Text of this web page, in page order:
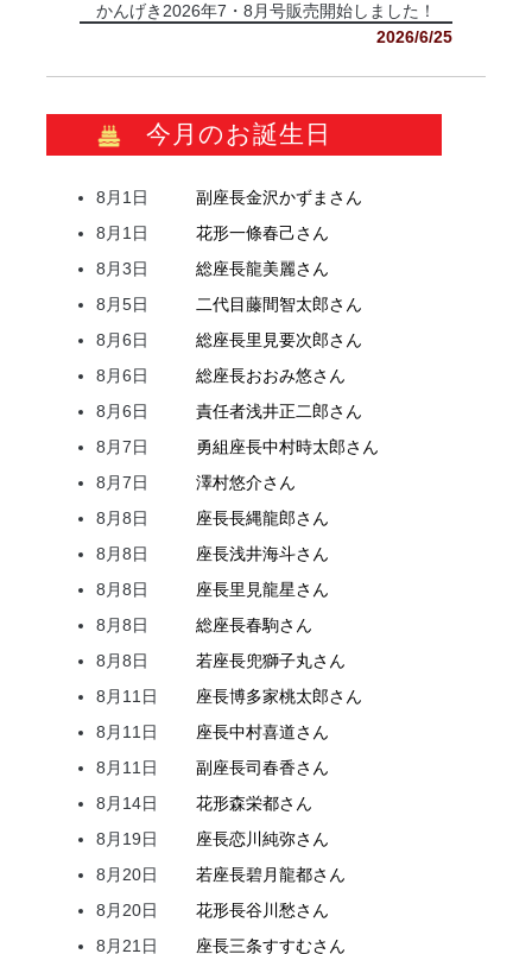
かんげき2026年7・8月号販売開始しました！
2026/6/25
今月のお誕生日
8月1日 副座長金沢かずま さん
8月1日
花形一條春己さん
8月3日
総座長龍美麗さん
8月5日
二代目藤間智太郎さん
8月6日
総座長里見要次郎さん
8月6日
総座長おおみ悠さん
8月6日
責任者浅井正二郎さん
8月7日
勇組座長中村時太郎さん
8月7日
澤村悠介さん
8月8日
座長長縄龍郎さん
8月8日
座長浅井海斗さん
8月8日
座長里見龍星さん
8月8日
総座長春駒さん
8月8日
若座長兜獅子丸さん
8月11日
座長博多家桃太郎さん
8月11日
座長中村喜道さん
8月11日
副座長司春香さん
8月14日
花形森栄都さん
8月19日
座長恋川純弥さん
8月20日
若座長碧月龍都さん
8月20日
花形長谷川愁さん
8月21日
座長三条すすむさん